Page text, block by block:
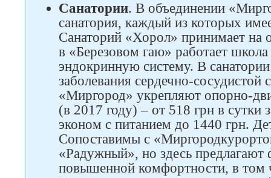
Санатории. В объединении
санатория, каждый из которых
Санаторий «Хорол» принимает на
в «Березовом гаю» работает школа
эндокринную систему. В
заболевания сердечно-сосудистой
«Миргород» укрепляют опорно-
(в 2017 году) – от 518 грн в сутки
эконом с питанием до 1440 грн.
Сопоставимы с
«Радужный», но здесь
повышенной комфортности, в том